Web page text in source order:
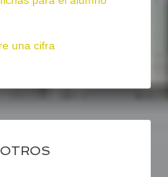
una cifra